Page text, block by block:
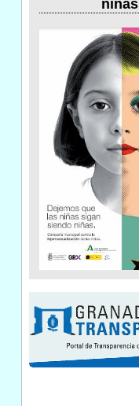
niñas